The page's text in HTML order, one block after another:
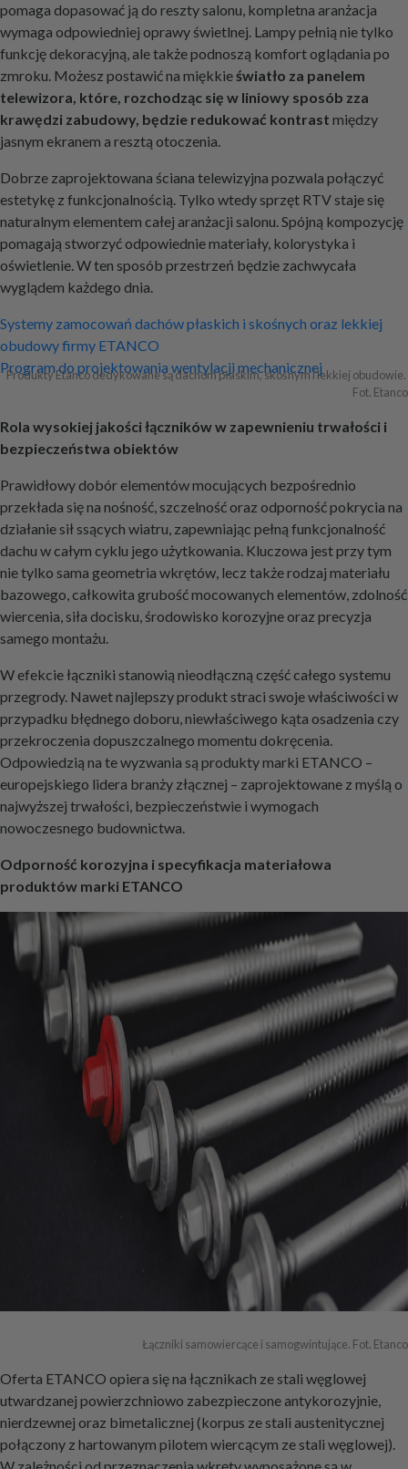
pomaga dopasować ją do reszty salonu, kompletna aranżacja
wymaga odpowiedniej oprawy świetlnej. Lampy pełnią nie tylko
funkcję dekoracyjną, ale także podnoszą komfort oglądania po
zmroku. Możesz postawić na miękkieświatło za panelem
telewizora, które, rozchodząc się w liniowy sposób zza
krawędzi zabudowy, będzie redukować kontrast między
jasnym ekranem a resztą otoczenia.
Dobrze zaprojektowana ściana telewizyjna pozwala połączyć
estetykę z funkcjonalnością. Tylko wtedy sprzęt RTV staje się
naturalnym elementem całej aranżacji salonu. Spójną kompozycję
pomagają stworzyć odpowiednie materiały, kolorystyka i
oświetlenie. W ten sposób przestrzeń będzie zachwycała
wyglądem każdego dnia.
Nawigacja
wpisu
Systemy zamocowań dachów płaskich i skośnych oraz lekkiej
obudowy firmy ETANCO
Program do projektowania wentylacji mechanicznej
Produkty Etanco dedykowane są dachom płaskim, skośnym i lekkiej obudowie.
Fot. Etanco
Rola wysokiej jakości łączników w zapewnieniu trwałości i
bezpieczeństwa obiektów
Prawidłowy dobór elementów mocujących bezpośrednio
przekłada się na nośność, szczelność oraz odporność pokrycia na
działanie sił ssących wiatru, zapewniając pełną funkcjonalność
dachu w całym cyklu jego użytkowania. Kluczowa jest przy tym
nie tylko sama geometria wkrętów, lecz także rodzaj materiału
bazowego, całkowita grubość mocowanych elementów, zdolność
wiercenia, siła docisku, środowisko korozyjne oraz precyzja
samego montażu.
W efekcie łączniki stanowią nieodłączną część całego systemu
przegrody. Nawet najlepszy produkt straci swoje właściwości w
przypadku błędnego doboru, niewłaściwego kąta osadzenia czy
przekroczenia dopuszczalnego momentu dokręcenia.
Odpowiedzią na te wyzwania są produkty marki ETANCO –
europejskiego lidera branży złącznej – zaprojektowane z myślą o
najwyższej trwałości, bezpieczeństwie i wymogach
nowoczesnego budownictwa.
Odporność korozyjna i specyfikacja materiałowa
produktów marki ETANCO
Łączniki samowiercące i samogwintujące. Fot. Etanco
Oferta ETANCO opiera się na łącznikach ze stali węglowej
utwardzanej powierzchniowo zabezpieczone antykorozyjnie,
nierdzewnej oraz bimetalicznej (korpus ze stali austenitycznej
połączony z hartowanym pilotem wiercącym ze stali węglowej).